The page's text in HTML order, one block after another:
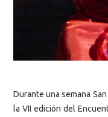
Durante una semana
la VII edición del